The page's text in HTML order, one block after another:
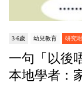
3-6歲 幼兒教育 研究
一句「以後
本地學者：